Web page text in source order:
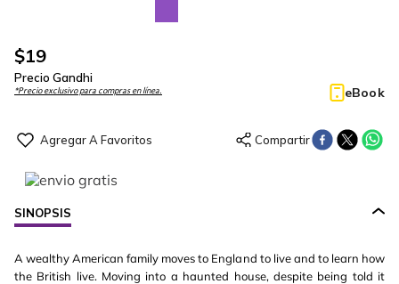
$19
Precio Gandhi
*Precio exclusivo para compras en línea. eBook
SINOPSIS
A wealthy American family moves to England to live and to learn how
the British live. Moving into a haunted house, despite being told it